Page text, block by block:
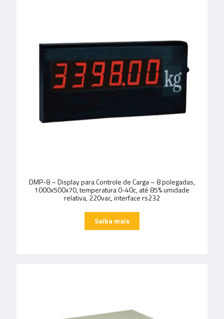
DMP-8 – Display para Controle de Carga – 8 polegadas,
1000x500x70, temperatura 0-40c, até 85% umidade
relativa, 220vac, interface rs232